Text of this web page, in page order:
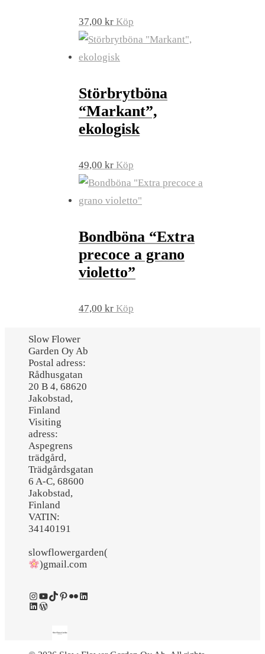
37,00 kr Köp
Störbrytböna
“Markant”,
ekologisk
49,00 kr Köp
Bondböna “Extra
precoce a grano
violetto”
47,00 kr Köp
Slow Flower
Garden Oy Ab
Postal adress:
Rådhusgatan
20 B 4, 68620
Jakobstad,
Finland
Visiting
adress:
Aspegrens
trädgård,
Trädgårdsgatan
6 A-C, 68600
Jakobstad,
Finland
VATIN:
34140191
slowflowergarden(
)gmail.com
Instagram
YouTube
TikTok
Pinterest
FlickrLinkedIn
LinkedIn
WordPress